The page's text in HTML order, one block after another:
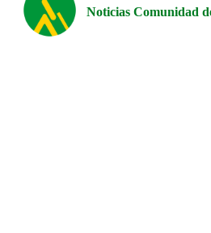
Noticias Comunidad